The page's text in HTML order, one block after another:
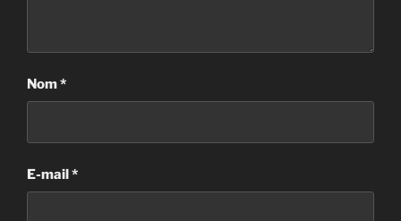
Nom*
E-mail*